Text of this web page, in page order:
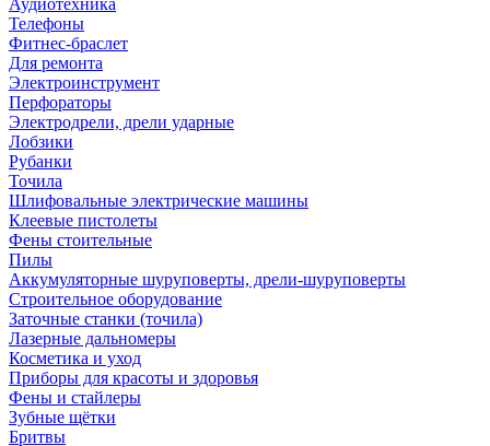
Аудиотехника
Телефоны
Фитнес-браслет
Для ремонта
Электроинструмент
Перфораторы
Электродрели, дрели ударные
Лобзики
Рубанки
Точила
Шлифовальные электрические машины
Клеевые пистолеты
Фены стоительные
Пилы
Аккумуляторные шуруповерты, дрели-шуруповерты
Строительное оборудование
Заточные станки (точила)
Лазерные дальномеры
Косметика и уход
Приборы для красоты и здоровья
Фены и стайлеры
Зубные щётки
Бритвы